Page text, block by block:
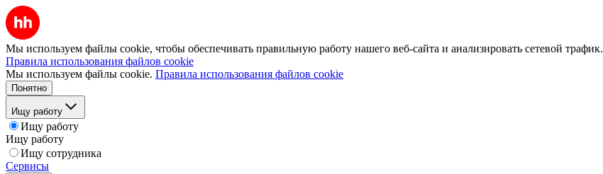
Мы используем файлы cookie, чтобы обеспечивать правильную работу нашего веб-сайта и анализировать сетевой трафик.
Правила использования файлов cookie
Мы используем файлы cookie. Правила использования файлов cookie
Понятно
Ищу работу
Ищу работу
Ищу работу
Ищу сотрудника
Сервисы